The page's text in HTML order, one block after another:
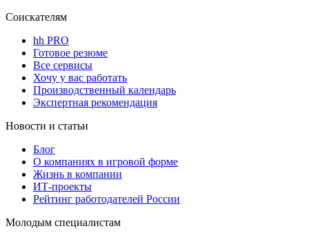
Соискателям
hh PRO
Готовое резюме
Все сервисы
Хочу у вас работать
Производственный календарь
Экспертная рекомендация
Новости и статьи
Блог
О компаниях в игровой форме
Жизнь в компании
ИТ-проекты
Рейтинг работодателей России
Молодым специалистам